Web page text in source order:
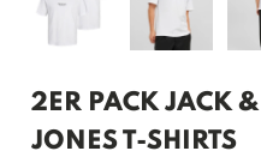
2ER PACK JACK &
JONES T-SHIRTS